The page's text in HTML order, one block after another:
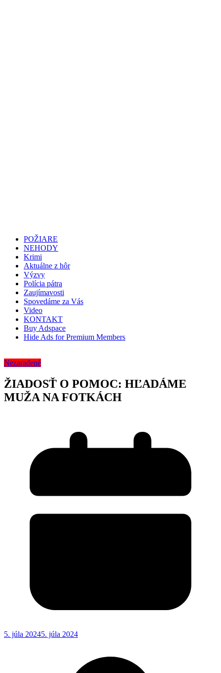
POŽIARE
NEHODY
Krimi
Aktuálne z hôr
Výzvy
Polícia pátra
Zaujímavosti
Spovedáme za Vás
Video
KONTAKT
Buy Adspace
Hide Ads for Premium Members
Nezaradené
ŽIADOSŤ O POMOC: HĽADÁME
MUŽA NA FOTKÁCH
5. júla 20245. júla 2024